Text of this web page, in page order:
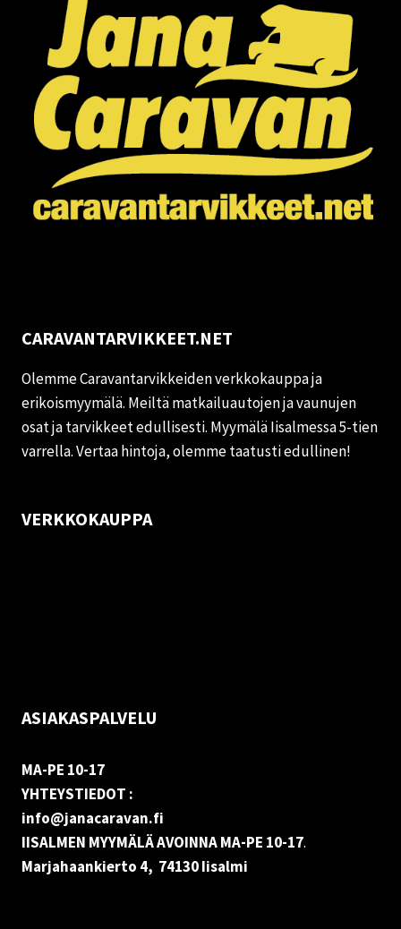
CARAVANTARVIKKEET.NET
Olemme Caravantarvikkeiden verkkokauppa ja
erikoismyymälä. Meiltä matkailuautojen ja vaunujen
osat ja tarvikkeet edullisesti. Myymälä Iisalmessa 5-tien
varrella. Vertaa hintoja, olemme taatusti edullinen!
VERKKOKAUPPA
ASIAKASPALVELU
MA-PE 10-17
YHTEYSTIEDOT :
info@janacaravan.fi
IISALMEN MYYMÄLÄ AVOINNA MA-PE 10-17.
Marjahaankierto 4, 74130 Iisalmi